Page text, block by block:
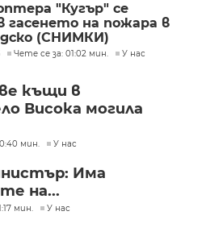
"Кугър" се
гасенето на пожара в
(СНИМКИ)
Чете се за: 01:02 мин. У нас
къщи в
Висока могила
мин. У нас
Има
на...
мин. У нас